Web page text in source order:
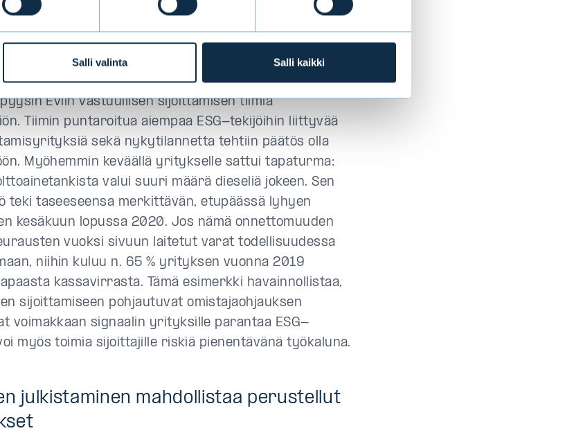
Salli valinta Salli kaikki
periaatteisiin ja käytäntöihin. Alkukeväästä 2020 tutkin
joka näytti olevan taloudellisesti ok. Koska yritys oli
rikkomisen vuoksi hylättyjen joukossa YK:n Global
Evlin vastuullisen sijoittamisen tiimiä
Tiimin puntaroitua aiempaa ESG-tekijöihin liittyvää
sekä nykytilannetta tehtiin päätös olla
Myöhemmin keväällä yritykselle sattui tapaturma:
valui suuri määrä dieseliä jokeen. Sen
teki taseeseensa merkittävän, etupäässä lyhyen
kesäkuun lopussa 2020. Jos nämä onnettomuuden
vuoksi sivuun laitetut varat todellisuudessa
niihin kuluu n. 65 % yrityksen vuonna 2019
kassavirrasta. Tämä esimerkki havainnollistaa,
sijoittamiseen pohjautuvat omistajaohjauksen
voimakkaan signaalin yrityksille parantaa ESG-
myös toimia sijoittajille riskiä pienentävänä työkaluna.
julkistaminen mahdollistaa perustellut